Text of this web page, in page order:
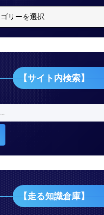
【サイト内検索】
【走る知識倉庫】